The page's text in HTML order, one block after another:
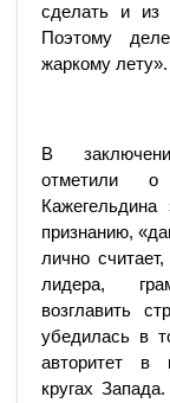
сделать и из
Поэтому
жаркому лету».
В
отметили о
признанию,
лично
лидера,
возглавить
убедилась в
авторитет в
кругах